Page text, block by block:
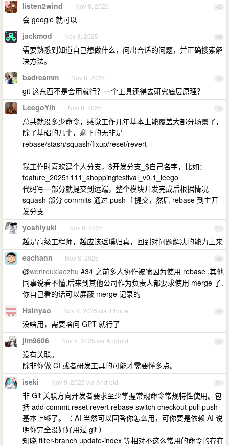
43
listen2wind Nov 8, 2025
会 google 就可以
44
jackmod Nov 8, 2025
需要熟悉到知道自己想做什么，问出合适的问题，并正确搜索解
决方法。
45
badreamm Nov 8, 2025
git 这东西不是会用就行？一个工具还得去研究底层原理？
46
LeegoYih Nov 8, 2025
总共就没多少命令，感觉工作几年基本上能覆盖大部分场景了，
除了基础的几个，剩下的无非是
rebase/stash/squash/fixup/reset/revert
我工作时喜欢建个人分支，$开发分支_$自己名字，比如：
feature_20251111_shoppingfestival_v0.1_leego
代码写一部分就提交到远端，整个模块开发完成后根据情况
squash 部分 commits 通过 push -f 提交，然后 rebase 到主开
发分支
47
yoshiyuki Nov 8, 2025
越是高级工程师，越应该返璞归真，回到对问题解决的能力上来
48
eachann Nov 8, 2025
@wenrouxiaozhu #34 之前多人协作被喷因为使用 rebase ,其他
同事说看不懂,后来到其他公司作为负责人都要求使用 merge 了.
你自己看的话可以屏蔽 merge 记录的
49
Hsinyao Nov 9, 2025 via iPhone
没啥用，需要啥问 GPT 就行了
50
jim9606 Nov 9, 2025 via Android
没有关联。
除非你做 CI 或者研发工具的可能才需要懂多点。
51
iseki Nov 9, 2025 via Android
非 Git 关联方向开发者要求至少掌握常规命令常规特性使用。包
括 add commit reset revert rebase switch checkout pull push
基本上够了。（ AI 当然可以回答你怎么用，可你要是依赖 AI 说
明你完全没好好用过 git ）
知晓 filter-branch update-index 等相对不这么常用的命令的存在